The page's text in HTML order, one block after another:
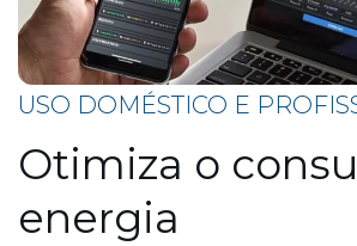
USO DOMÉSTICO E
Otimiza o
energia